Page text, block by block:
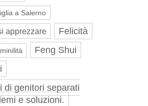
a Salerno
apprezzare Felicità
Feng Shui
di genitori separati
e soluzioni.